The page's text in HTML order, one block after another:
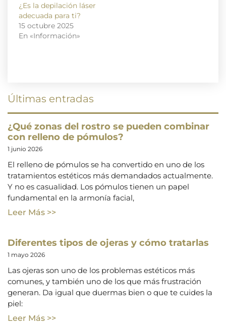
¿Es la depilación láser
adecuada para ti?
15 octubre 2025
En «Información»
Últimas entradas
¿Qué zonas del rostro se pueden combinar
con relleno de pómulos?
1 junio 2026
El relleno de pómulos se ha convertido en uno de los
tratamientos estéticos más demandados actualmente.
Y no es casualidad. Los pómulos tienen un papel
fundamental en la armonía facial,
Leer Más >>
Diferentes tipos de ojeras y cómo tratarlas
1 mayo 2026
Las ojeras son uno de los problemas estéticos más
comunes, y también uno de los que más frustración
generan. Da igual que duermas bien o que te cuides la
piel:
Leer Más >>